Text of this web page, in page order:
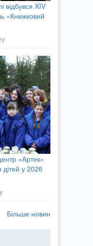
відбувся XIV
«Книжковий
«Артек»
у 2026
Більше новин